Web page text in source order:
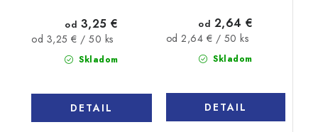
Skladom
od 3,25 €
Jednotková
od 3,25 € / 50 ks
DETAIL
Skladom
od 2,64 €
Jednotková
od 2,64 € / 50 ks
DETAIL